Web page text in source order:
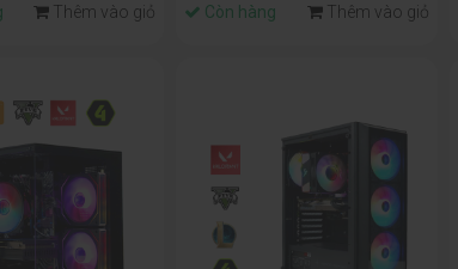
Thêm vào giỏ Còn hàng Thêm vào giỏ